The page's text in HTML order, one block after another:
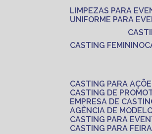
LIMPEZAS PARA
UNIFORME PARA
CASTING FEMININO
CASTING PARA
CASTING DE
EMPRESA DE
AGÊNCIA DE
CASTING PARA
CASTING PARA